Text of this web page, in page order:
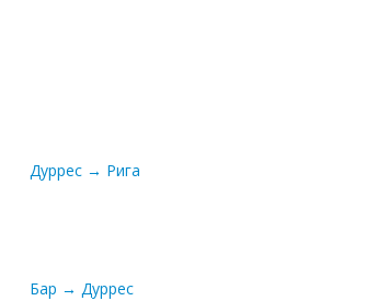
Дуррес → Рига
Бар → Дуррес